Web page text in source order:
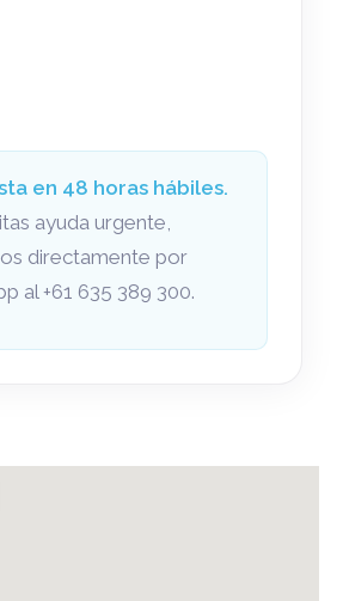
en 48 horas hábiles.
ayuda urgente,
directamente por
al +61 635 389 300.